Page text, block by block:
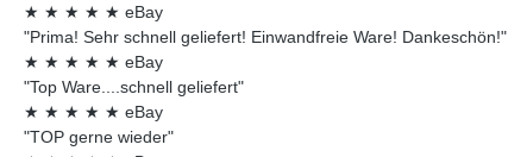
★ ★ ★ ★ ★ eBay
"Prima! Sehr schnell geliefert! Einwandfreie Ware! Dankeschön!"
★ ★ ★ ★ ★ eBay
"Top Ware....schnell geliefert"
★ ★ ★ ★ ★ eBay
"TOP gerne wieder"